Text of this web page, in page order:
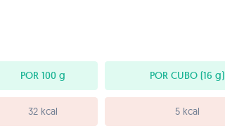
POR 100 g POR CUBO (16 g)
32 kcal 5 kcal